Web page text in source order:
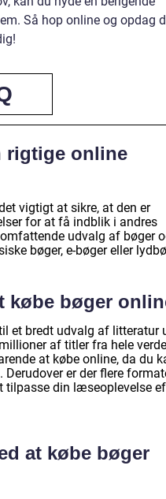
Så hop online og opdag
rigtige online
vigtigt at sikre, at den er
for at få indblik i andres
udvalg af bøger
bøger, e-bøger eller
købe bøger
et bredt udvalg af litteratur
af titler fra hele
at købe online, da du
er der flere
din læseoplevelse
at købe bøger